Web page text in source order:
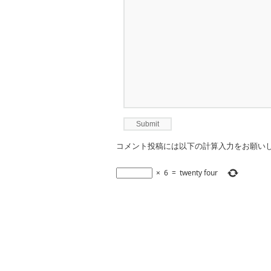
コメント投稿には以下の計算入力をお願い
× 6 = twenty four